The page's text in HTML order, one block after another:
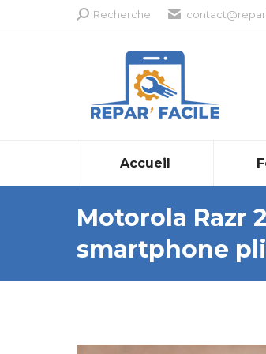
Recherche
Recherche
Accueil
Motorola Razr
smartphone